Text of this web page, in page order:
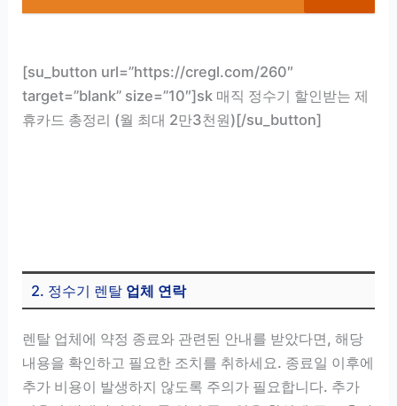
[su_button url=”https://cregl.com/260″
target=”blank” size=”10″]sk 매직 정수기 할인받는 제
휴카드 총정리 (월 최대 2만3천원)[/su_button]
2. 정수기 렌탈 업체 연락
렌탈 업체에 약정 종료와 관련된 안내를 받았다면, 해당
내용을 확인하고 필요한 조치를 취하세요. 종료일 이후에
추가 비용이 발생하지 않도록 주의가 필요합니다. 추가